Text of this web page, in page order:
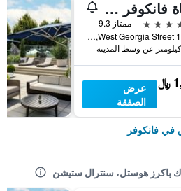
حياة فانكوفر داون تاون ألبيرني
ممتاز 9.3
1128 West Georgia Street, فانكوفر, BC, كندا
﷼
عرض
الصفقة
في فانكوفر
باكرز هوستل، سنترال ستيشن